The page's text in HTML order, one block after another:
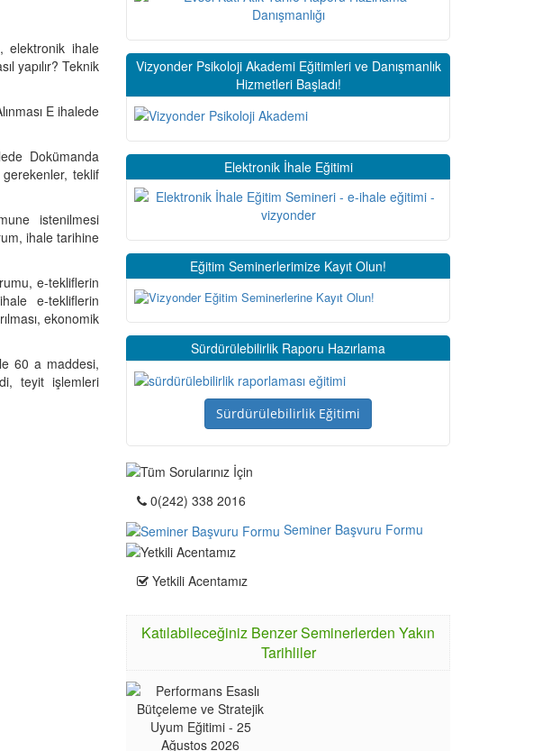
elektronik ihale
yapılır? Teknik
E ihalede
Dokümanda
gerekenler, teklif
istenilmesi
ihale tarihine
e-tekliflerin
e-tekliflerin
ekonomik
60 a maddesi,
teyit işlemleri
Vizyonder Psikoloji Akademi Eğitimleri ve Danışmanlık
Hizmetleri Başladı!
Elektronik İhale Eğitimi
Eğitim Seminerlerimize Kayıt Olun!
Sürdürülebilirlik Raporu Hazırlama
Sürdürülebilirlik Eğitimi
0(242) 338 2016
Seminer Başvuru Formu
Yetkili Acentamız
Katılabileceğiniz Benzer Seminerlerden Yakın
Tarihliler